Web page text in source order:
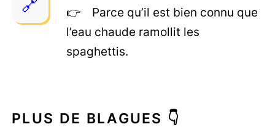
Parce qu’il est bien connu que
l’eau chaude ramollit les
spaghettis.
PLUS DE BLAGUES 👇